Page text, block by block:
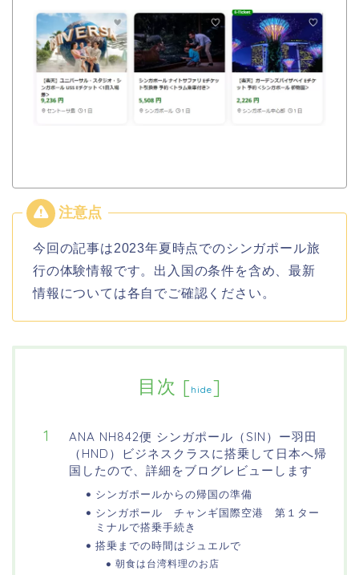
今回の記事は2023年夏時点でのシンガポール旅
行の体験情報です。出入国の条件を含め、最新
情報については各自でご確認ください。
目次 [hide]
ANA NH842便 シンガポール（SIN）ー羽田
（HND）ビジネスクラスに搭乗して日本へ帰
国したので、詳細をブログレビューします
シンガポールからの帰国の準備
シンガポール チャンギ国際空港 第１ター
ミナルで搭乗手続き
搭乗までの時間はジュエルで
朝食は台湾料理のお店